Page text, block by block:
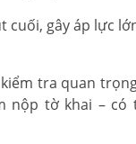
cuối, gây áp lực
tra quan
nộp tờ khai – có